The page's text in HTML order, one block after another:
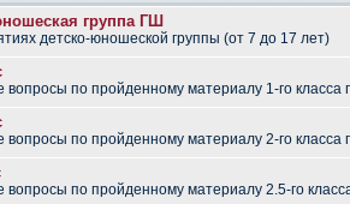
группа ГШ
детско-юношеской группы (от 7 до 17 лет)
вопросы по пройденному материалу 1-го класса
вопросы по пройденному материалу 2-го класса
вопросы по пройденному материалу 2.5-го